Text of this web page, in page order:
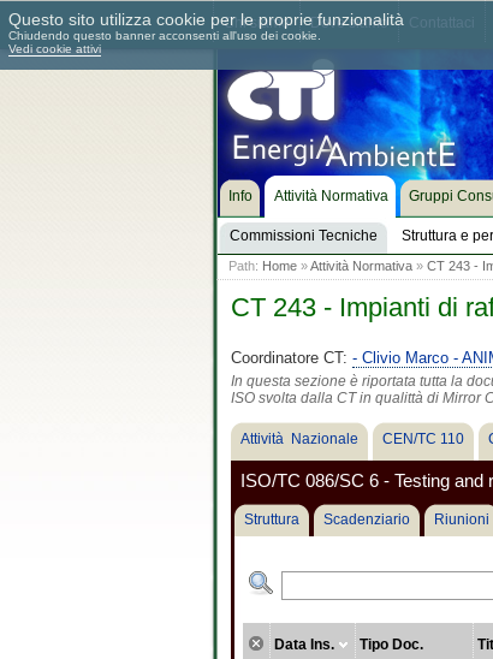
Chi siamo Dove siamo
Info Attività Normativa
Commissioni Tecniche Struttura e
Gruppi
Path: Home»Attività Normativa» CT 243 -
CT 243 - Impianti di
Coordinatore CT: - Clivio Marco -
In questa sezione è riportata tutta la
ISO svolta dalla CT in qualittà di Mirror
Attività Nazionale CEN/TC 110
ISO/TC 086/SC 6 - Testing and
Struttura Scadenziario Riunioni
Data Ins. Tipo Doc.
Questo sito utilizza cookie per le proprie funzionalità
Chiudendo questo banner acconsenti all'uso dei cookie.
Vedi cookie attivi